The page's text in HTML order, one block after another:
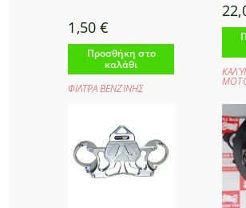
1,50 €
Προσθήκη στο
καλάθι
ΦΙΛΤΡΑ ΒΕΝΖΙΝΗΣ
ΜΟΤΟ